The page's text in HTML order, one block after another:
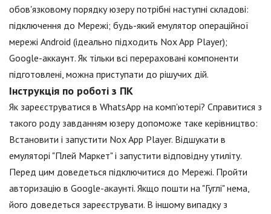
обов'язковому порядку юзеру потрібні наступні складові:
підключення до Мережі; будь-який емулятор операційної
мережі Android (ідеально підходить Nox App Player);
Google-аккаунт. Як тільки всі перераховані компоненти
підготовлені, можна приступати до рішучих дій.
Інструкція по роботі з ПК
Як зареєструватися в WhatsApp на комп'ютері? Справитися з
такого роду завданням юзеру допоможе таке керівництво:
Встановити і запустити Nox App Player. Відшукати в
емуляторі "Плей Маркет" і запустити відповідну утиліту.
Перед цим доведеться підключитися до Мережі. Пройти
авторизацію в Google-акаунті. Якщо пошти на "Гуглі" нема,
його доведеться зареєструвати. В іншому випадку з